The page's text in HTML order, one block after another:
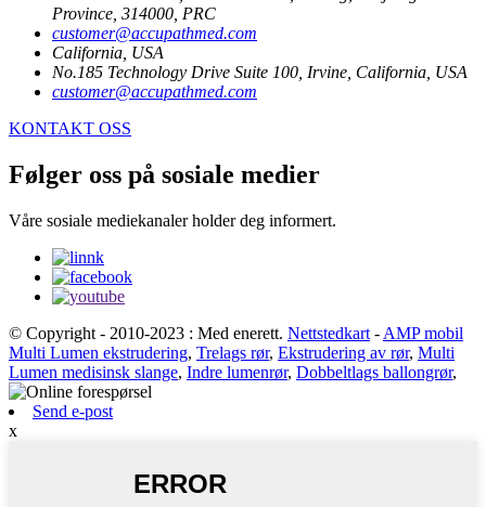
Province, 314000, PRC
customer@accupathmed.com
California, USA
No.185 Technology Drive Suite 100, Irvine, California, USA
customer@accupathmed.com
KONTAKT OSS
Følger oss på sosiale medier
Våre sosiale mediekanaler holder deg informert.
© Copyright - 2010-2023 : Med enerett. Nettstedkart - AMP mobil
Multi Lumen ekstrudering, Trelags rør, Ekstrudering av rør, Multi
Lumen medisinsk slange, Indre lumenrør, Dobbeltlags ballongrør,
Send e-post
x